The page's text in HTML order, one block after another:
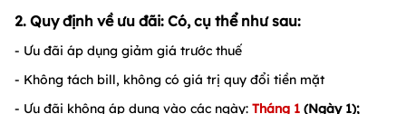
2. Quy định về ưu đãi: Có, cụ thể như sau:
- Ưu đãi áp dụng giảm giá trước thuế
- Không tách bill, không có giá trị quy đổi tiền mặt
- Ưu đãi không áp dụng vào các ngày: Tháng 1 (Ngày 1);